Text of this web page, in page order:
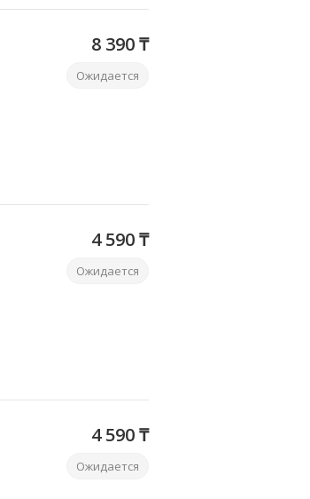
8 390 ₸
Ожидается
4 590 ₸
Ожидается
4 590 ₸
Ожидается